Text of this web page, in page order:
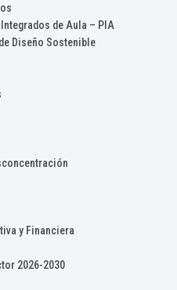
de Aula – PIA
Diseño Sostenible
y Financiera
2026-2030